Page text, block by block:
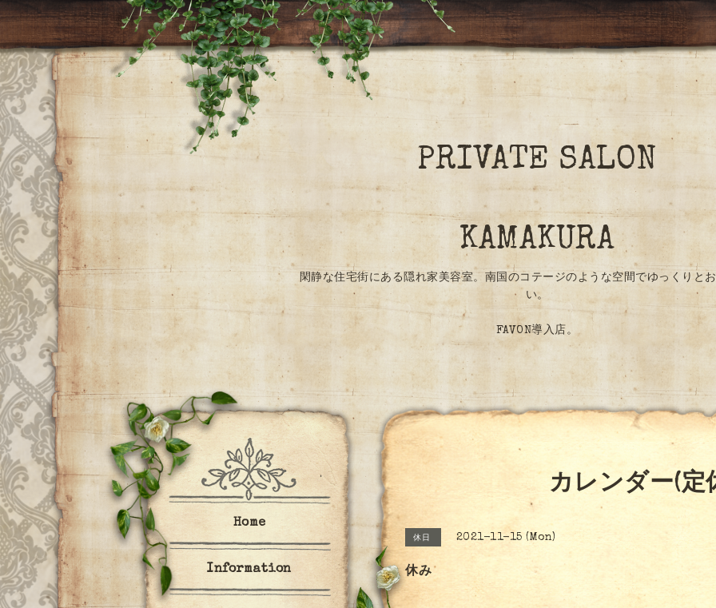
PRIVATE SALON
KAMAKURA
閑静な住宅街にある隠れ家美容室。南国のコテージのような空間でゆっくりと
い。
FAVON導入店。
カレンダー(定
休日 2021-11-15 (Mon)
休み
Home
Information